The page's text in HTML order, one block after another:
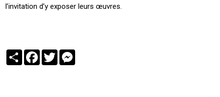
l’invitation d’y exposer leurs œuvres.
PartagerFacebook
Twitter